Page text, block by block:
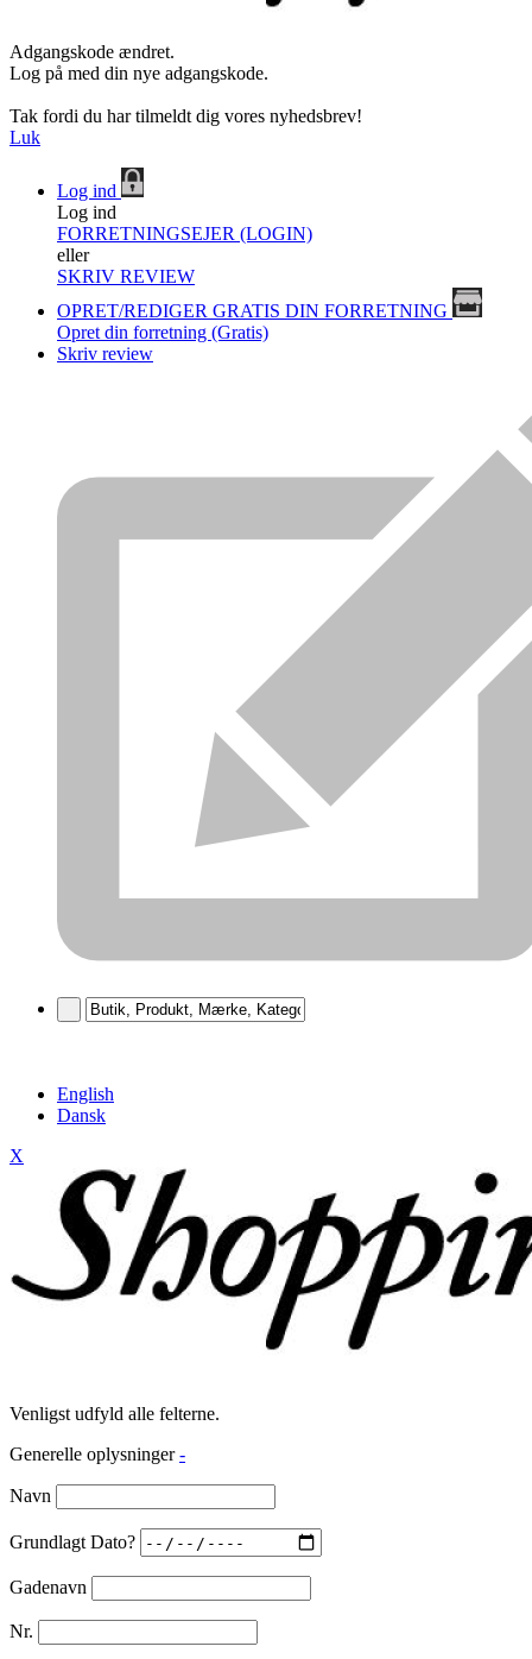
Adgangskode ændret.
Log på med din nye adgangskode.
Tak fordi du har tilmeldt dig vores nyhedsbrev!
Luk
Log ind
Log ind
FORRETNINGSEJER (LOGIN)
eller
SKRIV REVIEW
OPRET/REDIGER GRATIS DIN FORRETNING
Opret din forretning (Gratis)
Skriv review
English
Dansk
X
Venligst udfyld alle felterne.
Generelle oplysninger -
Navn
Grundlagt Dato?
Gadenavn
Nr.